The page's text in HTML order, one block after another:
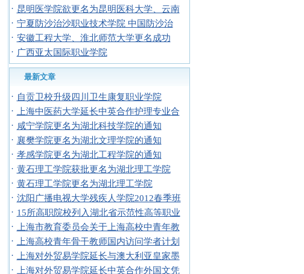
· 昆明医学院欲更名为昆明医科大学、云南
· 宁夏防沙治沙职业技术学院 中国防沙治
· 安徽工程大学、淮北师范大学更名成功
· 广西亚太国际职业学院
最新文章
· 自贡卫校升级四川卫生康复职业学院
·
上海中医药大学延长中英合作护理专业合
· 咸宁学院更名为湖北科技学院的通知
· 襄樊学院更名为湖北文理学院的通知
· 孝感学院更名为湖北工程学院的通知
· 黄石理工学院获批更名为湖北理工学院
· 黄石理工学院更名为湖北理工学院
· 沈阳广播电视大学残疾人学院2012春季班
· 15所高职院校列入湖北省示范性高等职业
·
上海市教育委员会关于上海高校中青年教
·
上海高校青年骨干教师国内访问学者计划
·
上海对外贸易学院延长与澳大利亚皇家墨
·
上海对外贸易学院延长中英合作外国文凭